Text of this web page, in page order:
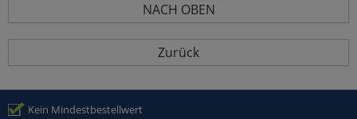
NACH OBEN
Zurück
Kein Mindestbestellwert